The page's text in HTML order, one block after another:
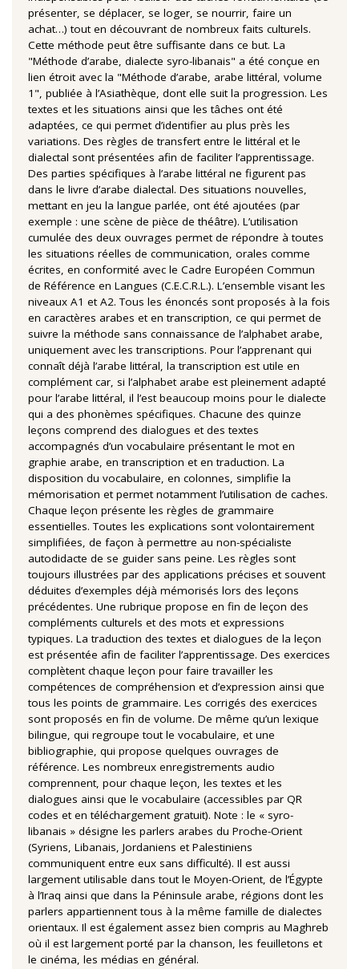
présenter, se déplacer, se loger, se nourrir, faire un
achat…) tout en découvrant de nombreux faits culturels.
Cette méthode peut être suffisante dans ce but. La
"Méthode d’arabe, dialecte syro-libanais" a été conçue en
lien étroit avec la "Méthode d’arabe, arabe littéral, volume
1", publiée à l’Asiathèque, dont elle suit la progression. Les
textes et les situations ainsi que les tâches ont été
adaptées, ce qui permet d’identifier au plus près les
variations. Des règles de transfert entre le littéral et le
dialectal sont présentées afin de faciliter l’apprentissage.
Des parties spécifiques à l’arabe littéral ne figurent pas
dans le livre d’arabe dialectal. Des situations nouvelles,
mettant en jeu la langue parlée, ont été ajoutées (par
exemple : une scène de pièce de théâtre). L’utilisation
cumulée des deux ouvrages permet de répondre à toutes
les situations réelles de communication, orales comme
écrites, en conformité avec le Cadre Européen Commun
de Référence en Langues (C.E.C.R.L.). L’ensemble visant les
niveaux A1 et A2. Tous les énoncés sont proposés à la fois
en caractères arabes et en transcription, ce qui permet de
suivre la méthode sans connaissance de l’alphabet arabe,
uniquement avec les transcriptions. Pour l’apprenant qui
connaît déjà l’arabe littéral, la transcription est utile en
complément car, si l’alphabet arabe est pleinement adapté
pour l’arabe littéral, il l’est beaucoup moins pour le dialecte
qui a des phonèmes spécifiques. Chacune des quinze
leçons comprend des dialogues et des textes
accompagnés d’un vocabulaire présentant le mot en
graphie arabe, en transcription et en traduction. La
disposition du vocabulaire, en colonnes, simplifie la
mémorisation et permet notamment l’utilisation de caches.
Chaque leçon présente les règles de grammaire
essentielles. Toutes les explications sont volontairement
simplifiées, de façon à permettre au non-spécialiste
autodidacte de se guider sans peine. Les règles sont
toujours illustrées par des applications précises et souvent
déduites d’exemples déjà mémorisés lors des leçons
précédentes. Une rubrique propose en fin de leçon des
compléments culturels et des mots et expressions
typiques. La traduction des textes et dialogues de la leçon
est présentée afin de faciliter l’apprentissage. Des exercices
complètent chaque leçon pour faire travailler les
compétences de compréhension et d’expression ainsi que
tous les points de grammaire. Les corrigés des exercices
sont proposés en fin de volume. De même qu’un lexique
bilingue, qui regroupe tout le vocabulaire, et une
bibliographie, qui propose quelques ouvrages de
référence. Les nombreux enregistrements audio
comprennent, pour chaque leçon, les textes et les
dialogues ainsi que le vocabulaire (accessibles par QR
codes et en téléchargement gratuit). Note : le « syro-
libanais » désigne les parlers arabes du Proche-Orient
(Syriens, Libanais, Jordaniens et Palestiniens
communiquent entre eux sans difficulté). Il est aussi
largement utilisable dans tout le Moyen-Orient, de l’Égypte
à l’Iraq ainsi que dans la Péninsule arabe, régions dont les
parlers appartiennent tous à la même famille de dialectes
orientaux. Il est également assez bien compris au Maghreb
où il est largement porté par la chanson, les feuilletons et
le cinéma, les médias en général.